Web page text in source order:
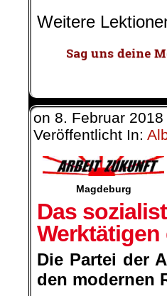
Weitere
on 8. Februar 2018
Veröffentlicht In:
Magdeburg
Das
Werktätigen
Die Partei der
den modernen